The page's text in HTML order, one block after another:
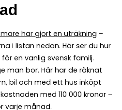
har gjort en uträkning –
i listan nedan. Här ser du hur
en vanlig svensk familj.
man bor. Här har de räknat
bil och med ett hus inköpt
med 110 000 kronor –
varje månad.